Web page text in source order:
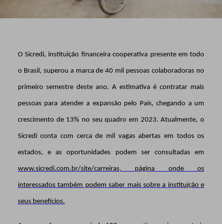
O Sicredi, instituição financeira cooperativa presente em todo
o Brasil, superou a marca de 40 mil pessoas colaboradoras no
primeiro semestre deste ano. A estimativa é contratar mais
pessoas para atender a expansão pelo País, chegando a um
crescimento de 13% no seu quadro em 2023. Atualmente, o
Sicredi conta com cerca de mil vagas abertas em todos os
estados, e as oportunidades podem ser consultadas em
www.sicredi.com.br/site/carreiras, página onde os
interessados também podem saber mais sobre a instituição e
seus benefícios.